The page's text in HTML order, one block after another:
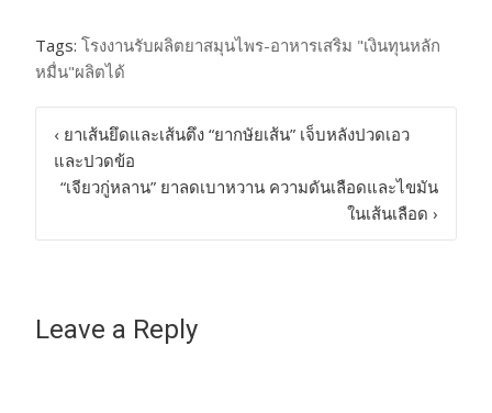
Tags: โรงงานรับผลิตยาสมุนไพร-อาหารเสริม "เงินทุนหลัก
หมื่น"ผลิตได้
Post
navigation
‹ ยาเส้นยึดและเส้นตึง “ยากษัยเส้น” เจ็บหลังปวดเอว
และปวดข้อ
“เจียวกู่หลาน” ยาลดเบาหวาน ความดันเลือดและไขมัน
ในเส้นเลือด ›
Leave a Reply